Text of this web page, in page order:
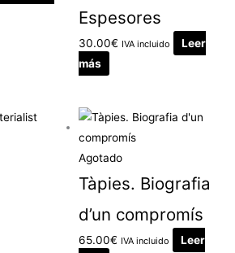
Espesores
30.00€ IVA incluido
Leer
más
Agotado
Tàpies. Biografia
d’un compromís
65.00€ IVA incluido
Leer